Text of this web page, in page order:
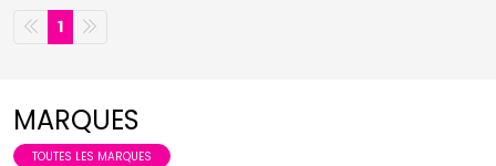
1
MARQUES
TOUTES LES MARQUES